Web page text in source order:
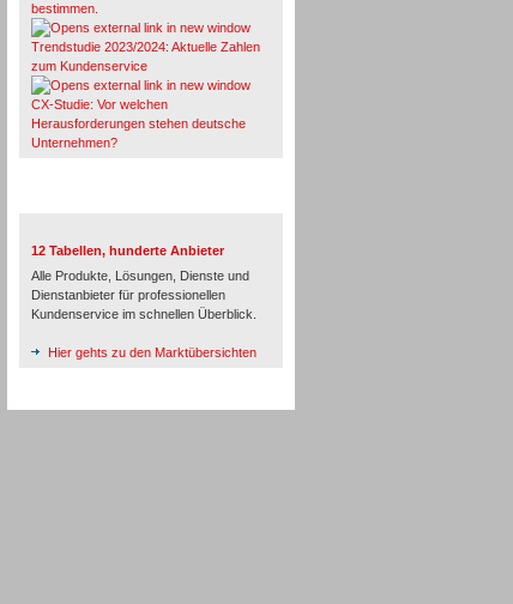
bestimmen.
Trendstudie 2023/2024: Aktuelle Zahlen
zum Kundenservice
CX-Studie: Vor welchen
Herausforderungen stehen deutsche
Unternehmen?
12 Tabellen, hunderte Anbieter
Alle Produkte, Lösungen, Dienste und
Dienstanbieter für professionellen
Kundenservice im schnellen Überblick.
Hier gehts zu den Marktübersichten